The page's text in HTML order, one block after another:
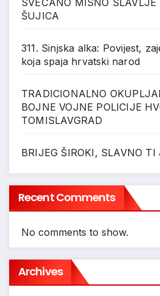
ŠUJICA
311. Sinjska alka: Povijest,
koja spaja hrvatski narod
TRADICIONALNO
BOJNE VOJNE POLICIJE
TOMISLAVGRAD
BRIJEG ŠIROKI, SLAVNO TI
Recent Comments
No comments to show.
Archives